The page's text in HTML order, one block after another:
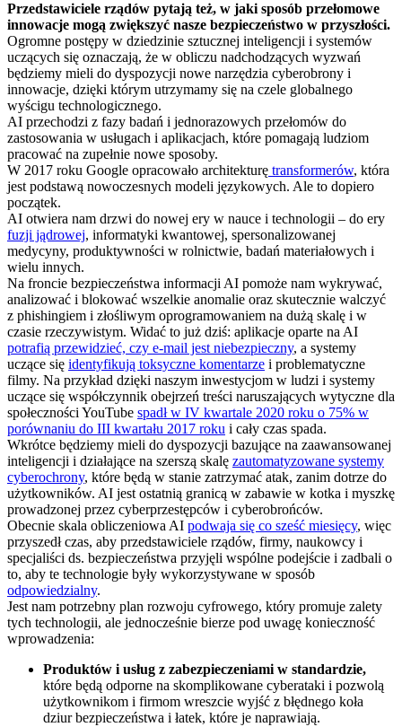
Przedstawiciele rządów pytają też, w jaki sposób przełomowe
innowacje mogą zwiększyć nasze bezpieczeństwo w przyszłości.
Ogromne postępy w dziedzinie sztucznej inteligencji i systemów
uczących się oznaczają, że w obliczu nadchodzących wyzwań
będziemy mieli do dyspozycji nowe narzędzia cyberobrony i
innowacje, dzięki którym utrzymamy się na czele globalnego
wyścigu technologicznego.
AI przechodzi z fazy badań i jednorazowych przełomów do
zastosowania w usługach i aplikacjach, które pomagają ludziom
pracować na zupełnie nowe sposoby.
W 2017 roku Google opracowało architekturę transformerów, która
jest podstawą nowoczesnych modeli językowych. Ale to dopiero
początek.
AI otwiera nam drzwi do nowej ery w nauce i technologii – do ery
fuzji jądrowej, informatyki kwantowej, spersonalizowanej
medycyny, produktywności w rolnictwie, badań materiałowych i
wielu innych.
Na froncie bezpieczeństwa informacji AI pomoże nam wykrywać,
analizować i blokować wszelkie anomalie oraz skutecznie walczyć
z phishingiem i złośliwym oprogramowaniem na dużą skalę i w
czasie rzeczywistym. Widać to już dziś: aplikacje oparte na AI
potrafią przewidzieć, czy e-mail jest niebezpieczny, a systemy
uczące się identyfikują toksyczne komentarze i problematyczne
filmy. Na przykład dzięki naszym inwestycjom w ludzi i systemy
uczące się współczynnik obejrzeń treści naruszających wytyczne dla
społeczności YouTube spadł w IV kwartale 2020 roku o 75% w
porównaniu do III kwartału 2017 roku i cały czas spada.
Wkrótce będziemy mieli do dyspozycji bazujące na zaawansowanej
inteligencji i działające na szerszą skalę zautomatyzowane systemy
cyberochrony, które będą w stanie zatrzymać atak, zanim dotrze do
użytkowników. AI jest ostatnią granicą w zabawie w kotka i myszkę
prowadzonej przez cyberprzestępców i cyberobrońców.
Obecnie skala obliczeniowa AI podwaja się co sześć miesięcy, więc
przyszedł czas, aby przedstawiciele rządów, firmy, naukowcy i
specjaliści ds. bezpieczeństwa przyjęli wspólne podejście i zadbali o
to, aby te technologie były wykorzystywane w sposób
odpowiedzialny.
Jest nam potrzebny plan rozwoju cyfrowego, który promuje zalety
tych technologii, ale jednocześnie bierze pod uwagę konieczność
wprowadzenia:
Produktów i usług z zabezpieczeniami w standardzie,
które będą odporne na skomplikowane cyberataki i pozwolą
użytkownikom i firmom wreszcie wyjść z błędnego koła
dziur bezpieczeństwa i łatek, które je naprawiają.